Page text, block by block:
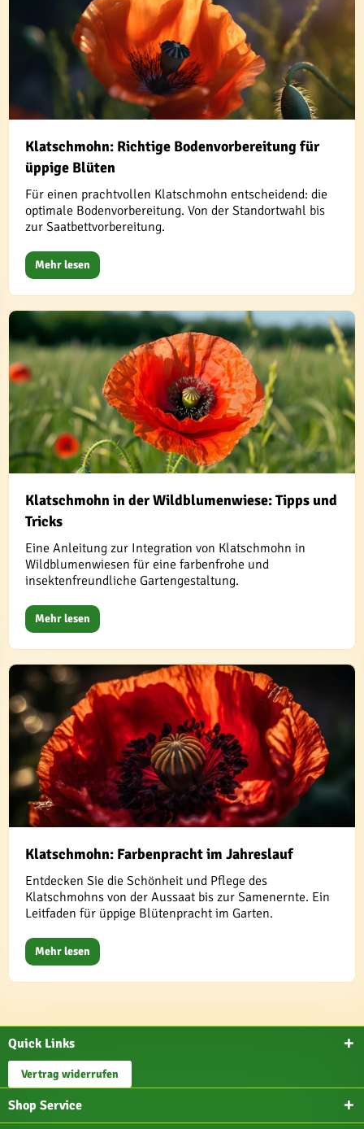
Klatschmohn: Richtige Bodenvorbereitung für
üppige Blüten
Für einen prachtvollen Klatschmohn entscheidend: die
optimale Bodenvorbereitung. Von der Standortwahl bis
zur Saatbettvorbereitung.
Mehr lesen
Klatschmohn in der Wildblumenwiese: Tipps und
Tricks
Eine Anleitung zur Integration von Klatschmohn in
Wildblumenwiesen für eine farbenfrohe und
insektenfreundliche Gartengestaltung.
Mehr lesen
Klatschmohn: Farbenpracht im Jahreslauf
Entdecken Sie die Schönheit und Pflege des
Klatschmohns von der Aussaat bis zur Samenernte. Ein
Leitfaden für üppige Blütenpracht im Garten.
Mehr lesen
Quick Links
Vertrag widerrufen
Shop Service